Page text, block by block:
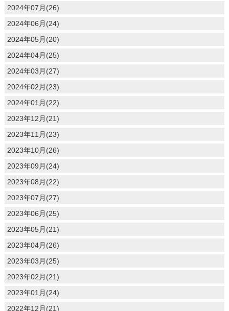
2024年07月(26)
2024年06月(24)
2024年05月(20)
2024年04月(25)
2024年03月(27)
2024年02月(23)
2024年01月(22)
2023年12月(21)
2023年11月(23)
2023年10月(26)
2023年09月(24)
2023年08月(22)
2023年07月(27)
2023年06月(25)
2023年05月(21)
2023年04月(26)
2023年03月(25)
2023年02月(21)
2023年01月(24)
2022年12月(21)